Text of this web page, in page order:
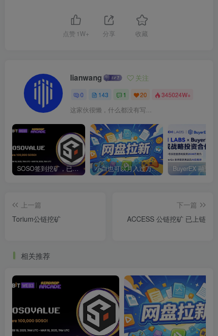
点赞 1W+ 分享 收藏
lianwang 关注
0 143 1 20 345024W+
这家伙很懒，什么都没有写...
SOSO签到挖矿，已上线各大交易所 小白也可以月入过万的绿色项目
上一篇
Torium公链挖矿
下一篇
ACCESS 公链挖矿 已上链
相关推荐